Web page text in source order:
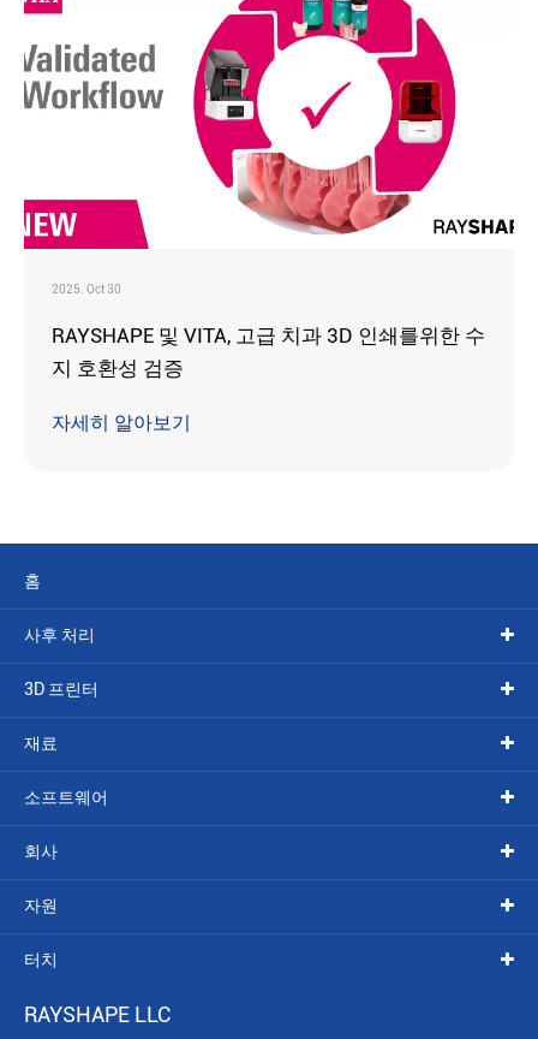
2025. Oct 30
RAYSHAPE 및 VITA, 고급 치과 3D 인쇄를위한 수
지 호환성 검증
자세히 알아보기
홈
사후 처리
3D 프린터
재료
소프트웨어
회사
자원
터치
RAYSHAPE LLC